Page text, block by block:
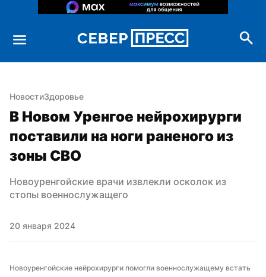
НовостиЗдоровье
В Новом Уренгое нейрохирурги
поставили на ноги раненого из
зоны СВО
Новоуренгойские врачи извлекли осколок из
стопы военнослужащего
20 января 2024
Новоуренгойские нейрохирурги помогли военнослужащему встать